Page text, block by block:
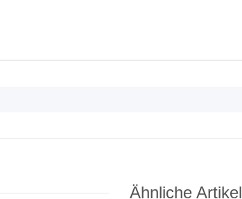
Ähnliche Artikel